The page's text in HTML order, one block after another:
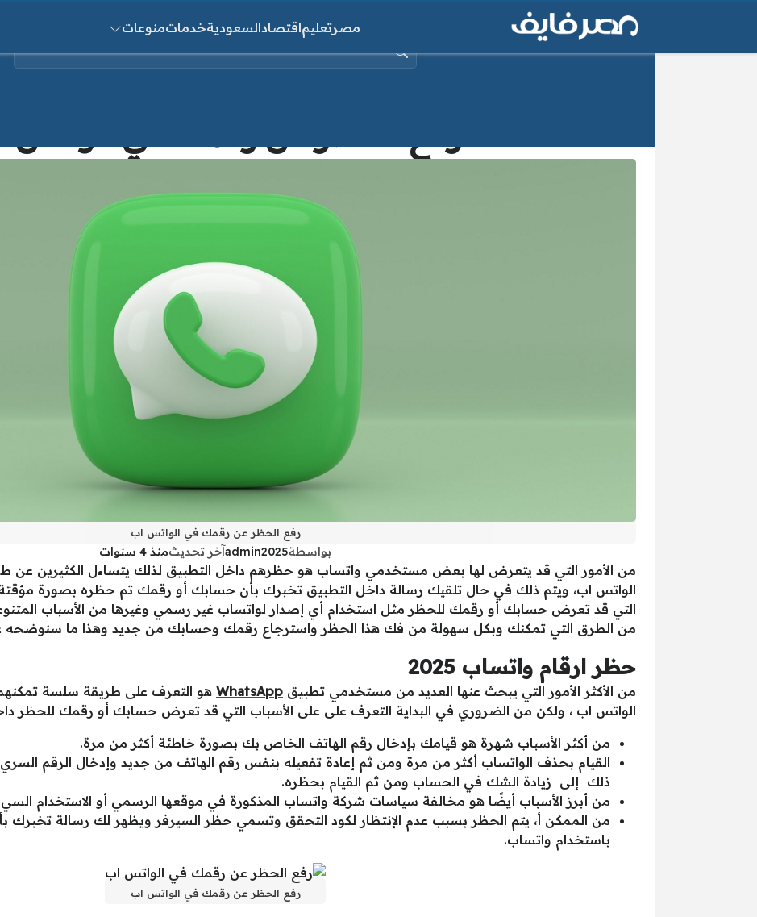
مصرتعليماقتصادالسعوديةخدماتمنوعات
رفع الحظر عن رقمك في الواتس اب
بواسطةadmin2025آخر تحديثمنذ 4 سنوات
من الأمور التي قد يتعرض لها بعض مستخدمي واتساب هو حظرهم داخل التطبيق لذلك يتساءل الكثيرين
الواتس اب، ويتم ذلك في حال تلقيك رسالة داخل التطبيق تخبرك بأن حسابك أو رقمك تم حظره بصورة مؤقتة،
التي قد تعرض حسابك أو رقمك للحظر مثل استخدام أي إصدار لواتساب غير رسمي وغيرها من الأسباب
من الطرق التي تمكنك وبكل سهولة من فك هذا الحظر واسترجاع رقمك وحسابك من جديد وهذا ما سنوضحه
حظر ارقام واتساب 2025
من الأكثر الأمور التي يبحث عنها العديد من مستخدمي تطبيق WhatsApp هو التعرف على طريقة سلسة
الواتس اب ، ولكن من الضروري في البداية التعرف على على الأسباب التي قد تعرض حسابك أو رقمك للحظر
من أكثر الأسباب شهرة هو قيامك بإدخال رقم الهاتف الخاص بك بصورة خاطئة أكثر من مرة.
القيام بحذف الواتساب أكثر من مرة ومن ثم إعادة تفعيله بنفس رقم الهاتف من جديد وإدخال الرقم
ذلك إلى زيادة الشك في الحساب ومن ثم القيام بحظره.
من أبرز الأسباب أيضًا هو مخالفة سياسات شركة واتساب المذكورة في موقعها الرسمي أو الاستخدام
من الممكن أ، يتم الحظر بسبب عدم الإنتظار لكود التحقق وتسمي حظر السيرفر ويظهر لك رسالة تخبرك
باستخدام واتساب.
رفع الحظر عن رقمك في الواتس اب